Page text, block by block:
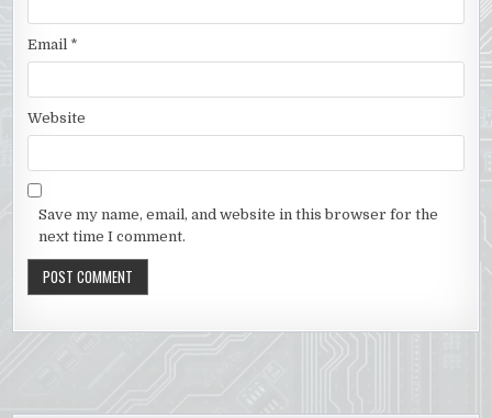
Email *
Website
Save my name, email, and website in this browser for the
next time I comment.